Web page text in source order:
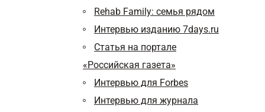
Rehab Family: семья рядом
Интервью изданию 7days.ru
Статья на портале
«Российская газета»
Интервью для Forbes
Интервью для журнала